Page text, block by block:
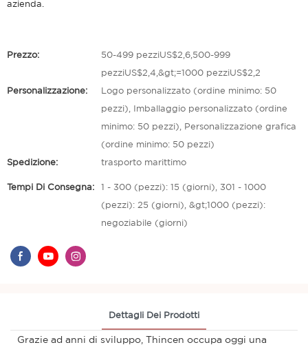
azienda.
Prezzo: 50-499 pezziUS$2,6,500-999
pezziUS$2,4,&gt;=1000 pezziUS$2,2
Personalizzazione: Logo personalizzato (ordine minimo: 50
pezzi), Imballaggio personalizzato (ordine
minimo: 50 pezzi), Personalizzazione grafica
(ordine minimo: 50 pezzi)
Spedizione: trasporto marittimo
Tempi Di Consegna: 1 - 300 (pezzi): 15 (giorni), 301 - 1000
(pezzi): 25 (giorni), &gt;1000 (pezzi):
negoziabile (giorni)
Dettagli Dei Prodotti
Grazie ad anni di sviluppo, Thincen occupa oggi una